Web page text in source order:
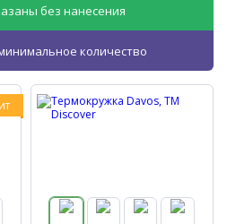
без нанесения
количество